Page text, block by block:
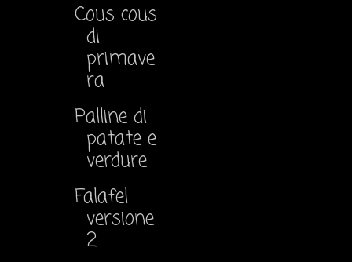
Cous cous
di
primave
ra
Palline di
patate e
verdure
Falafel
versione
2